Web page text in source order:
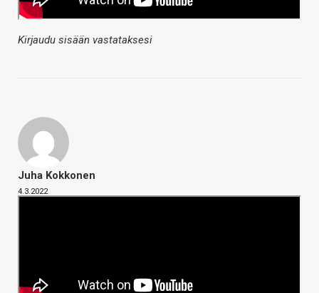
Kirjaudu sisään vastataksesi
Juha Kokkonen
4.3.2022